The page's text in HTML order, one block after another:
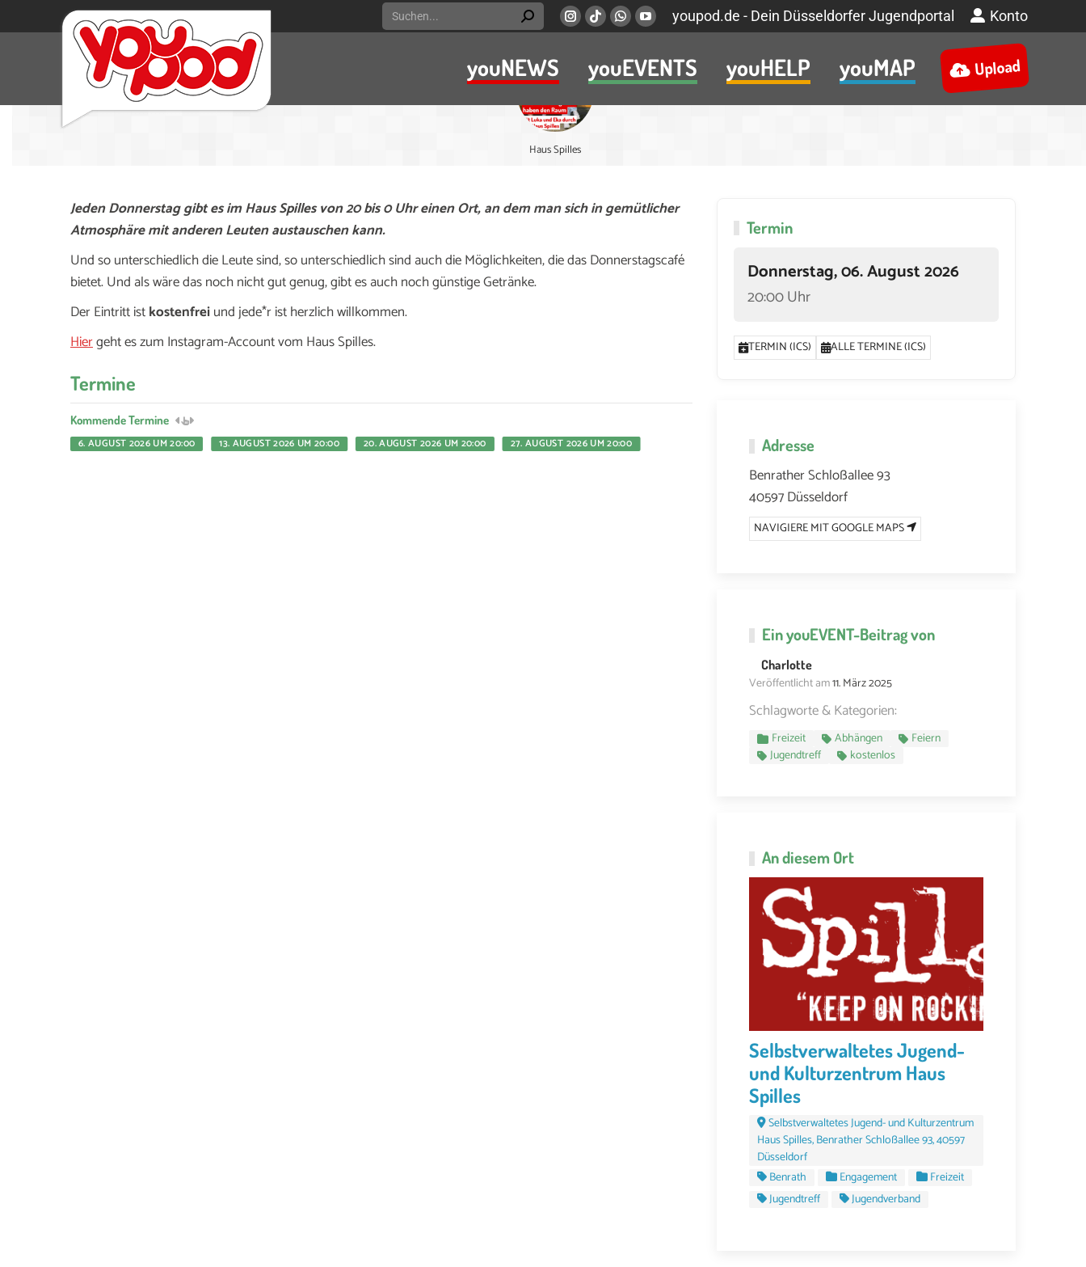
Search:
Instagram
opens
new
window
Viber
opens
in
new
Whatsapp
opens
in
new
YouTube
opens
in
new
youpod.de - Dein Düsseldorfer Jugendportal Konto
youNEWS youEVENTS youHELP youMAP Upload
Haus Spilles
Jeden Donnerstag gibt es im Haus Spilles von 20 bis 0 Uhr einen Ort, an dem man sich in gemütlicher
Atmosphäre mit anderen Leuten austauschen kann.
Und so unterschiedlich die Leute sind, so unterschiedlich sind auch die Möglichkeiten, die das Donnerstagscafé
bietet. Und als wäre das noch nicht gut genug, gibt es auch noch günstige Getränke.
Der Eintritt istkostenfreiund jede*r ist herzlich willkommen.
Hiergeht es zum Instagram-Account vom Haus Spilles.
Termine
Kommende Termine
6. AUGUST 2026 UM 20:00
13. AUGUST 2026 UM 20:00 20. AUGUST 2026 UM 20:00 27. AUGUST 2026 UM 20:00
Termin
Donnerstag, 06. August 2026
20:00 Uhr
TERMIN (ICS) ALLE TERMINE (ICS)
Adresse
Benrather Schloßallee 93
40597 Düsseldorf
NAVIGIERE MIT GOOGLE MAPS
EinyouEVENT-Beitrag von
Charlotte
Veröffentlicht am11. März 2025
Schlagworte & Kategorien:
Freizeit Abhängen
Feiern
Jugendtreff
kostenlos
An diesem Ort
Selbstverwaltetes Jugend-
und Kulturzentrum Haus
Spilles
Selbstverwaltetes Jugend- und Kulturzentrum
Haus Spilles, Benrather Schloßallee 93, 40597
Düsseldorf
Benrath
Engagement
Freizeit
Jugendtreff
Jugendverband